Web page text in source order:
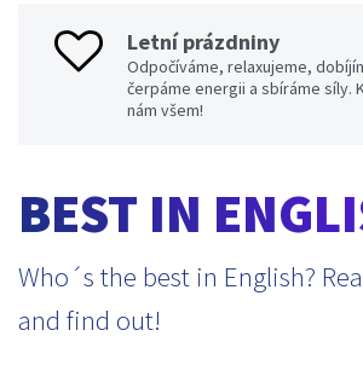
Letní prázdniny
Odpočíváme, relaxujeme,
čerpáme energii a sbíráme síly.
nám všem!
BEST IN
Who´s the best in English?
and find out!